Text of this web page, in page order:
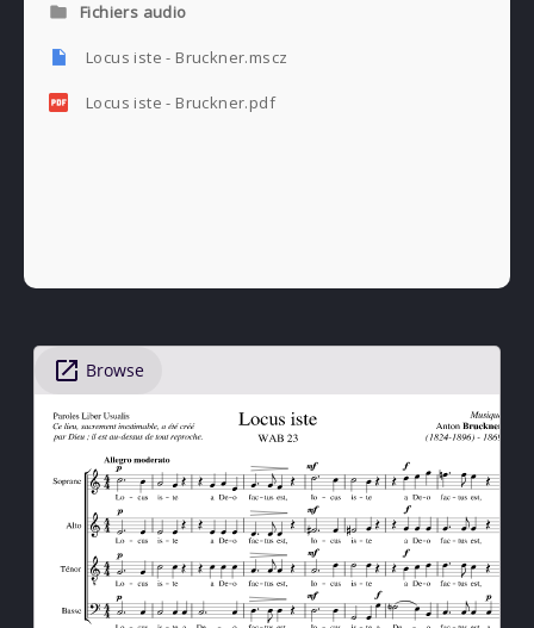
Fichiers audio
Locus iste - Bruckner.mscz
Locus iste - Bruckner.pdf